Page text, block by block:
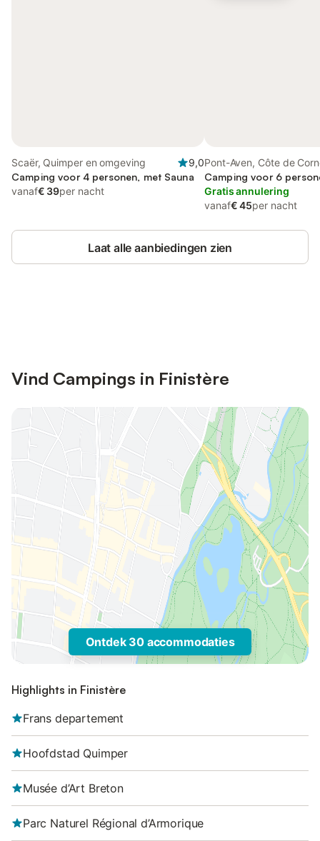
Scaër, Quimper en omgeving
9,0
Camping voor 4 personen, met Sauna
vanaf€ 39per nacht
Pont-Aven, Côte de
Camping voor 6
Gratis annulering
vanaf€ 45per nacht
Laat alle aanbiedingen zien
Vind Campings in Finistère
Ontdek 30 accommodaties
Highlights in Finistère
Frans departement
Hoofdstad Quimper
Musée d’Art Breton
Parc Naturel Régional d’Armorique